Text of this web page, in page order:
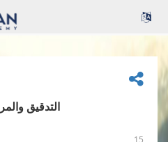
التدقيق
15